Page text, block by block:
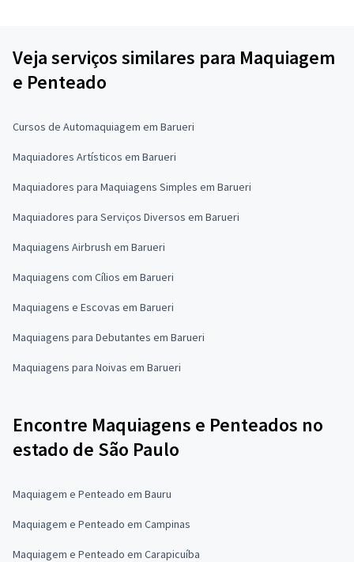
Veja serviços similares para Maquiagem
e Penteado
Cursos de Automaquiagem em Barueri
Maquiadores Artísticos em Barueri
Maquiadores para Maquiagens Simples em Barueri
Maquiadores para Serviços Diversos em Barueri
Maquiagens Airbrush em Barueri
Maquiagens com Cílios em Barueri
Maquiagens e Escovas em Barueri
Maquiagens para Debutantes em Barueri
Maquiagens para Noivas em Barueri
Encontre Maquiagens e Penteados no
estado de São Paulo
Maquiagem e Penteado em Bauru
Maquiagem e Penteado em Campinas
Maquiagem e Penteado em Carapicuíba